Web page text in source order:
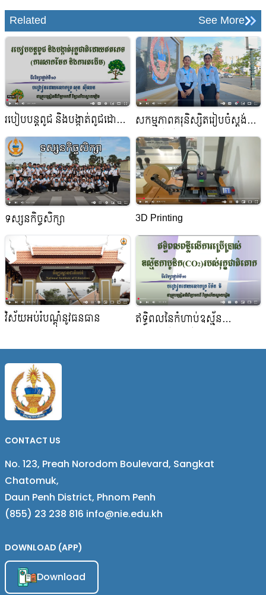
Related See More
របៀបបន្តពូជ និងបង្កាត់ពូជដោយ
កូនកែវ (ការដាំកូនកែវ និងការ
ថែទាំ)
សកម្មភាពគរុនិស្សិតរៀបចំស្ដង់
តាំងពិព័ណ៌ស្នាដៃស្រាវជ្រាវអប់រំ
ទស្សនកិច្ចសិក្សា 3D Printing
វិស័យអប់រំបណ្តុំនូវធនធាន
ឥទ្ធិពលនៃកំហាប់ឧស្ម័ន
លើការលូតលាស់ត្រសក់
CONTACT US
No. 123, Preah Norodom Boulevard, Sangkat
Chatomuk,
Daun Penh District, Phnom Penh
(855) 23 238 816 info@nie.edu.kh
DOWNLOAD (APP)
Download